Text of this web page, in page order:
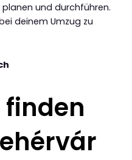
und durchführen.
deinem Umzug zu